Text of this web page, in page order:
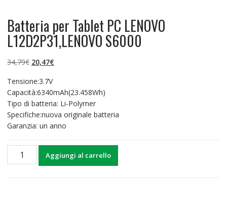
Batteria per Tablet PC LENOVO
L12D2P31,LENOVO S6000
34,79€ Il
originale
era:
34,79€.
20,47€Il
è:
20,47€.
Tensione:3.7V
Capacità:6340mAh(23.458Wh)
Tipo di batteria: Li-Polymer
Specifiche:nuova originale batteria
Garanzia: un anno
Batteria
Aggiungi al carrello